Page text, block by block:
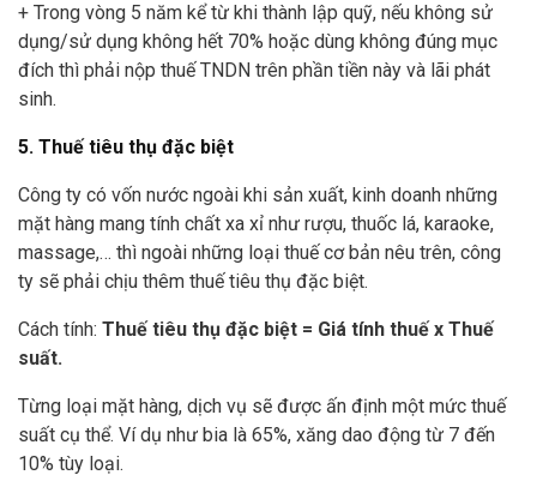
+ Trong vòng 5 năm kể từ khi thành lập quỹ, nếu không sử
dụng/sử dụng không hết 70% hoặc dùng không đúng mục
đích thì phải nộp thuế TNDN trên phần tiền này và lãi phát
sinh.
5. Thuế tiêu thụ đặc biệt
Công ty có vốn nước ngoài khi sản xuất, kinh doanh những
mặt hàng mang tính chất xa xỉ như rượu, thuốc lá, karaoke,
massage,… thì ngoài những loại thuế cơ bản nêu trên, công
ty sẽ phải chịu thêm thuế tiêu thụ đặc biệt.
Cách tính: Thuế tiêu thụ đặc biệt = Giá tính thuế x Thuế
suất.
Từng loại mặt hàng, dịch vụ sẽ được ấn định một mức thuế
suất cụ thể. Ví dụ như bia là 65%, xăng dao động từ 7 đến
10% tùy loại.